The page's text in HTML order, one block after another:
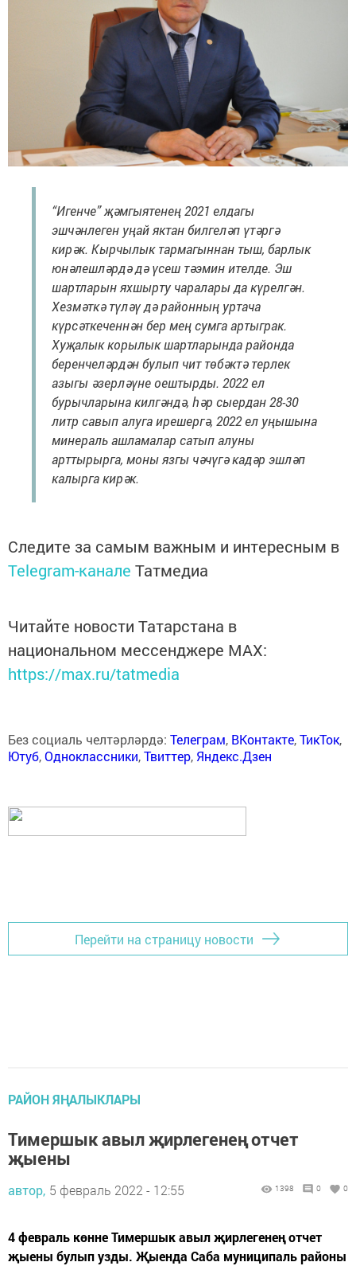
“Игенче” җәмгыятенең 2021 елдагы
эшчәнлеген уңай яктан билгеләп үтәргә
кирәк. Кырчылык тармагыннан тыш, барлык
юнәлешләрдә дә үсеш тәэмин ителде. Эш
шартларын яхшырту чаралары да күрелгән.
Хезмәткә түләү дә районның уртача
күрсәткеченнән бер мең сумга артыграк.
Хуҗалык корылык шартларында районда
беренчеләрдән булып чит төбәктә терлек
азыгы әзерләүне оештырды. 2022 ел
бурычларына килгәндә, һәр сыердан 28-30
литр савып алуга ирешергә, 2022 ел уңышына
минераль ашламалар сатып алуны
арттырырга, моны язгы чәчүгә кадәр эшләп
калырга кирәк.
Следите за самым важным и интересным в
Telegram-канале Татмедиа
Читайте новости Татарстана в
национальном мессенджере MАХ:
https://max.ru/tatmedia
Без социаль челтәрләрдә: Телеграм, ВКонтакте,ТикТок,
Ютуб,Одноклассники,Твиттер, Яндекс.Дзен
Перейти на страницу новости
РАЙОН ЯҢАЛЫКЛАРЫ
Тимершык авыл җирлегенең отчет
җыены
автор, 5 февраль 2022 - 12:55 1398 0 0
4 февраль көнне Тимершык авыл җирлегенең отчет
җыены булып узды. Җыенда Саба муниципаль районы